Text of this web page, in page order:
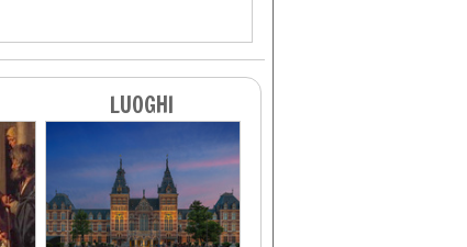
LUOGHI